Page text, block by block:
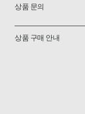
상품 문의
상품 구매 안내